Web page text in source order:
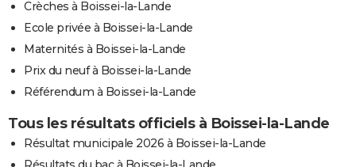
Crèches à Boissei-la-Lande
Ecole privée à Boissei-la-Lande
Maternités à Boissei-la-Lande
Prix du neuf à Boissei-la-Lande
Référendum à Boissei-la-Lande
Tous les résultats officiels à Boissei-la-Lande
Résultat municipale 2026 à Boissei-la-Lande